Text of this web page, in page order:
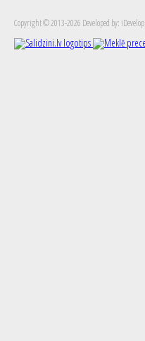
Copyright © 2013-2026 Developed by: iDevelop